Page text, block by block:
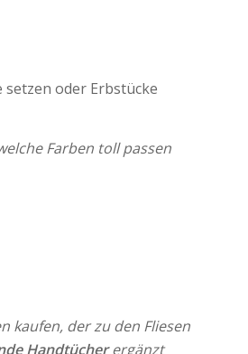
oder Erbstücke
Farben toll passen
kaufen, der zu den Fliesen
Handtücherergänzt